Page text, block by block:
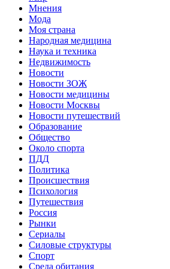
Мнения
Мода
Моя страна
Народная медицина
Наука и техника
Недвижимость
Новости
Новости ЗОЖ
Новости медицины
Новости Москвы
Новости путешествий
Образование
Общество
Около спорта
ПДД
Политика
Происшествия
Психология
Путешествия
Россия
Рынки
Сериалы
Силовые структуры
Спорт
Среда обитания